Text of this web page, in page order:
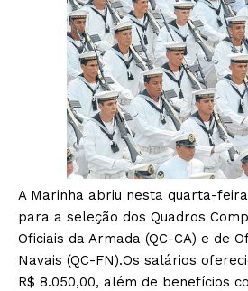
A Marinha abriu nesta quarta-
para a seleção dos Quadros
Oficiais da Armada (QC-CA) e de
Navais (QC-FN).Os salários
R$ 8.050,00, além de benefícios